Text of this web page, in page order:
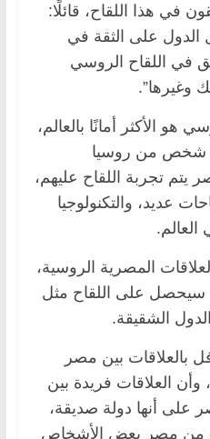
في هذا اللقاح، قائلًا:
الدول على الثقة في
في اللقاح الروسي
الأكثر أمانًا بالعالم،
أن هناك 40 ألف شخص من روسيا
يتم تجربة اللقاح عليهم،
عديد، والتكنولوجيا
المصرية الروسية،
على اللقاح مثل
الشقيقة.
بالعلاقات بين مصر
العلاقات فريدة بين
على أنها دولة صديقة،
من مصر بعض الأشخاص